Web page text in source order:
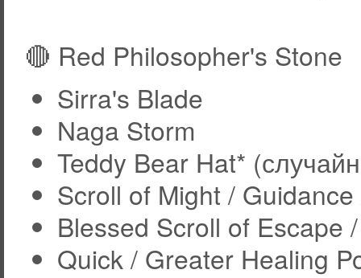
🔴 Red Philosopher's Stone
Sirra's Blade
Naga Storm
Teddy Bear Hat*
Scroll of Might /
Blessed Scroll of Escape
Quick / Greater Healing